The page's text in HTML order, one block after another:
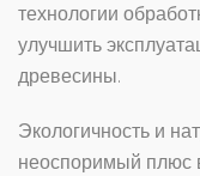
технологии
улучшить
древесины.
Экологичность и
неоспоримый плюс